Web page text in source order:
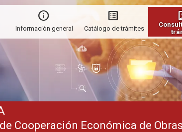
Cooperación Económica de
Información general Catálogo de trámites